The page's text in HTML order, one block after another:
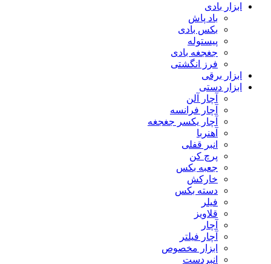
ابزار بادی
باد پاش
بکس بادی
پیستوله
جغجغه بادی
فرز انگشتی
ابزار برقی
ابزار دستی
آچار آلن
آچار فرانسه
آچار یکسر جغجغه
آهنربا
انبر قفلی
پرچ کن
جعبه بکس
خارکش
دسته بکس
فیلر
قلاویز
آچار
آچار فیلتر
ابزار مخصوص
انبردست